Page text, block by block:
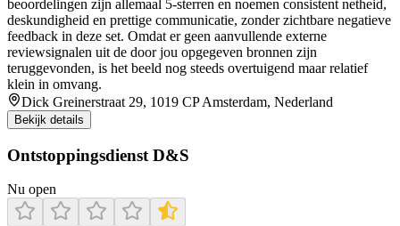
beoordelingen zijn allemaal 5-sterren en noemen consistent netheid,
deskundigheid en prettige communicatie, zonder zichtbare negatieve
feedback in deze set. Omdat er geen aanvullende externe
reviewsignalen uit de door jou opgegeven bronnen zijn
teruggevonden, is het beeld nog steeds overtuigend maar relatief
klein in omvang.
Dick Greinerstraat 29, 1019 CP Amsterdam, Nederland
Bekijk details
Ontstoppingsdienst D&S
Nu open